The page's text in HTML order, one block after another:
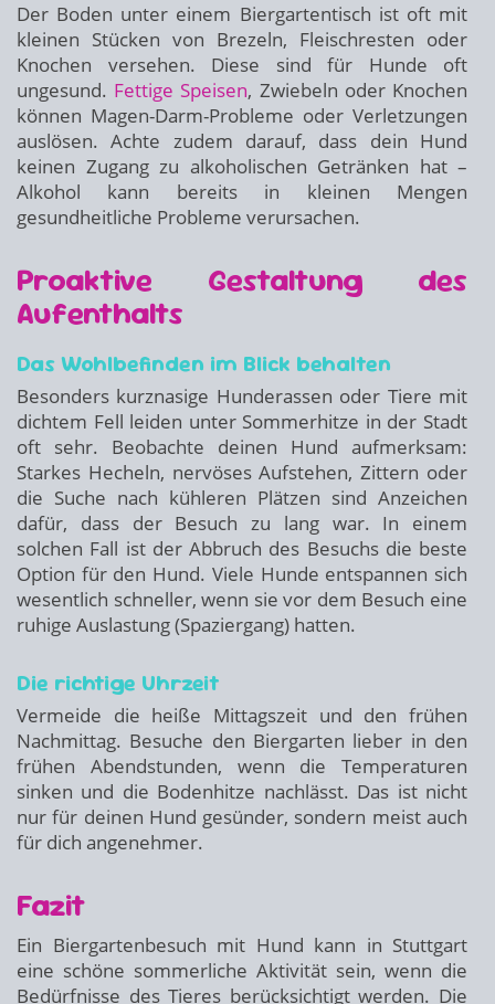
Der Boden unter einem Biergartentisch ist oft mit
kleinen Stücken von Brezeln, Fleischresten oder
Knochen versehen. Diese sind für Hunde oft
ungesund. Fettige Speisen, Zwiebeln oder Knochen
können Magen-Darm-Probleme oder Verletzungen
auslösen. Achte zudem darauf, dass dein Hund
keinen Zugang zu alkoholischen Getränken hat –
Alkohol kann bereits in kleinen Mengen
gesundheitliche Probleme verursachen.
Proaktive Gestaltung des
Aufenthalts
Das Wohlbefinden im Blick behalten
Besonders kurznasige Hunderassen oder Tiere mit
dichtem Fell leiden unter Sommerhitze in der Stadt
oft sehr. Beobachte deinen Hund aufmerksam:
Starkes Hecheln, nervöses Aufstehen, Zittern oder
die Suche nach kühleren Plätzen sind Anzeichen
dafür, dass der Besuch zu lang war. In einem
solchen Fall ist der Abbruch des Besuchs die beste
Option für den Hund. Viele Hunde entspannen sich
wesentlich schneller, wenn sie vor dem Besuch eine
ruhige Auslastung (Spaziergang) hatten.
Die richtige Uhrzeit
Vermeide die heiße Mittagszeit und den frühen
Nachmittag. Besuche den Biergarten lieber in den
frühen Abendstunden, wenn die Temperaturen
sinken und die Bodenhitze nachlässt. Das ist nicht
nur für deinen Hund gesünder, sondern meist auch
für dich angenehmer.
Fazit
Ein Biergartenbesuch mit Hund kann in Stuttgart
eine schöne sommerliche Aktivität sein, wenn die
Bedürfnisse des Tieres berücksichtigt werden. Die